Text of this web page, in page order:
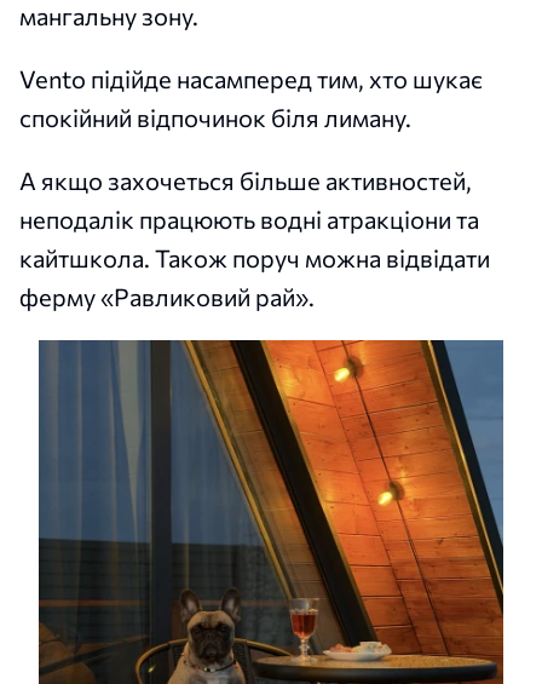
мангальну зону.
Vento підійде насамперед тим, хто шукає
спокійний відпочинок біля лиману.
А якщо захочеться більше активностей,
неподалік працюють водні атракціони та
кайтшкола. Також поруч можна відвідати
ферму «Равликовий рай».